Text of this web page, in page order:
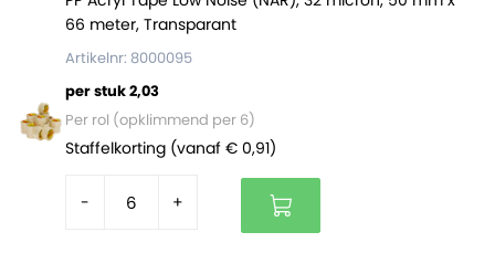
66 meter, Transparant
Artikelnr: 8000095
per stuk 2,03
Per rol (opklimmend per 6)
Staffelkorting (vanaf € 0,91)
- +